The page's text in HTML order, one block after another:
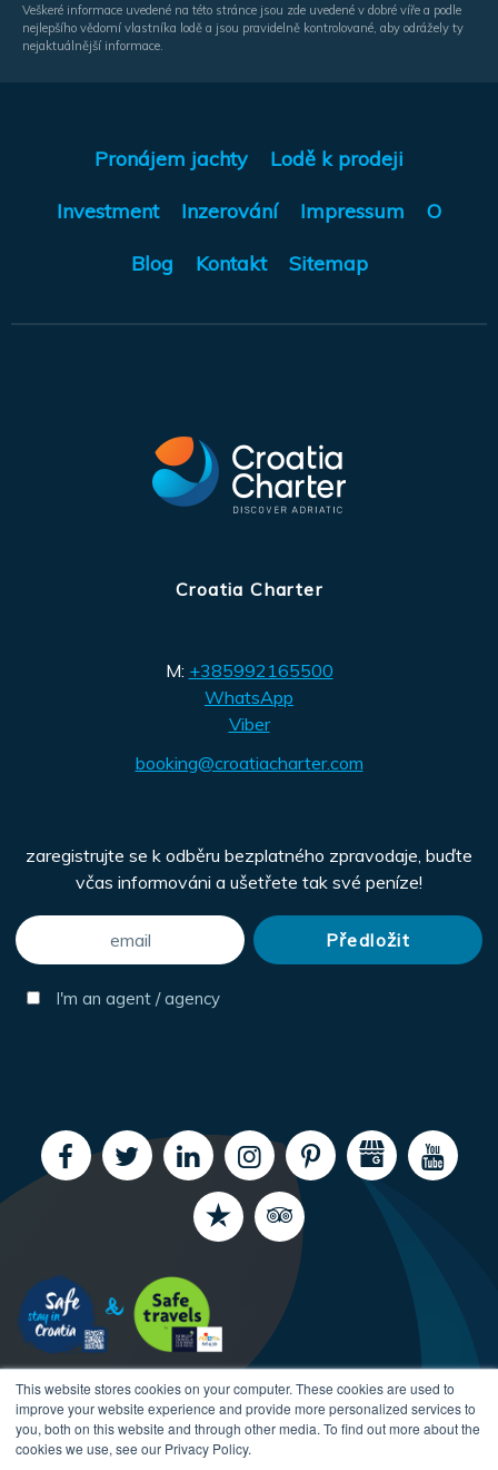
This website stores cookies on your computer. These cookies are used to
improve your website experience and provide more personalized services to
you, both on this website and through other media. To find out more about the
cookies we use, see our Privacy Policy.
Veškeré informace uvedené na této stránce jsou zde uvedené v dobré víře a podle
nejlepšího vědomí vlastníka lodě a jsou pravidelně kontrolované, aby odrážely ty
nejaktuálnější informace.
Pronájem jachty Lodě k prodeji
Investment Inzerování Impressum O
Blog Kontakt Sitemap
Croatia Charter
M: +385992165500
WhatsApp
Viber
booking@croatiacharter.com
zaregistrujte se k odběru bezplatného zpravodaje, buďte
včas informováni a ušetřete tak své peníze!
I'm an agent / agency